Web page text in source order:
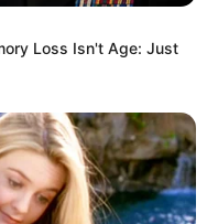
ภาพันธ์ – 20 มีนาคม)
งไม่แน่นอนบางครั้งอาจ
กคุณควบคุมอารมณ์ของ
องเขาได้เช่นกัน เขา
ำให้คุณต้องผิดหวังมีแต่
Loss Isn't Age: Just